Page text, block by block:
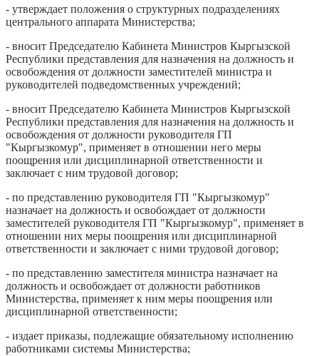
- утверждает положения о структурных подразделениях
центрального аппарата Министерства;
- вносит Председателю Кабинета Министров Кыргызской
Республики представления для назначения на должность и
освобождения от должности заместителей министра и
руководителей подведомственных учреждений;
- вносит Председателю Кабинета Министров Кыргызской
Республики представления для назначения на должность и
освобождения от должности руководителя ГП
"Кыргызкомур", применяет в отношении него меры
поощрения или дисциплинарной ответственности и
заключает с ним трудовой договор;
- по представлению руководителя ГП "Кыргызкомур"
назначает на должность и освобождает от должности
заместителей руководителя ГП "Кыргызкомур", применяет в
отношении них меры поощрения или дисциплинарной
ответственности и заключает с ними трудовой договор;
- по представлению заместителя министра назначает на
должность и освобождает от должности работников
Министерства, применяет к ним меры поощрения или
дисциплинарной ответственности;
- издает приказы, подлежащие обязательному исполнению
работниками системы Министерства;